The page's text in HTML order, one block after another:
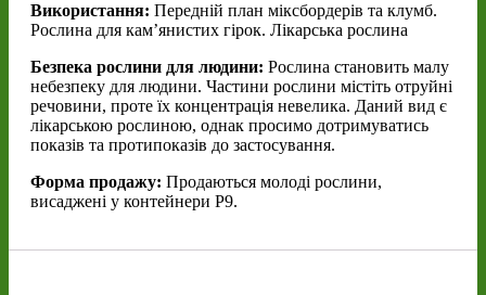
Використання: Передній план міксбордерів та клумб.
Рослина для кам’янистих гірок. Лікарська рослина
Безпека рослини для людини: Рослина становить малу
небезпеку для людини. Частини рослини містіть отруйні
речовини, проте їх концентрація невелика. Даний вид є
лікарською рослиною, однак просимо дотримуватись
показів та протипоказів до застосування.
Форма продажу: Продаються молоді рослини,
висаджені у контейнери Р9.